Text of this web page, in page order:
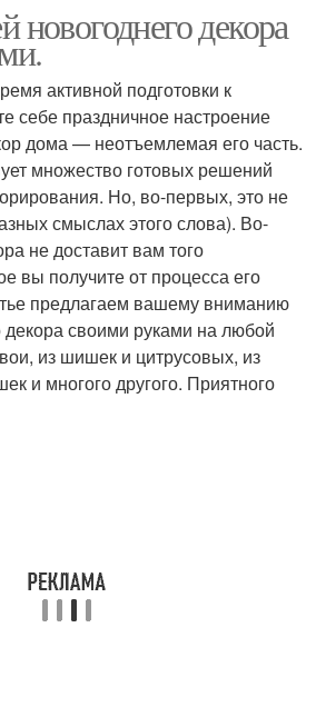
Новогодние поделки
новогоднего декора
активной подготовки к
себе праздничное настроение
дома — неотъемлемая его часть.
множество готовых решений
Но, во-первых, это не
смыслах этого слова). Во-
не доставит вам того
вы получите от процесса его
предлагаем вашему вниманию
декора своими руками на любой
из шишек и цитрусовых, из
и многого другого. Приятного